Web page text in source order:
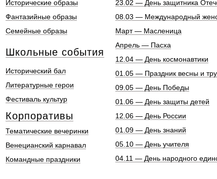
Исторические образы
Фантазийные образы
Семейные образы
Школьные события
Исторический бал
Литературные герои
Фестиваль культур
Корпоративы
Тематические вечеринки
Венецианский карнавал
Командные праздники
23.02 — День защитника
08.03 — Международный
Март — Масленица
Апрель — Пасха
12.04 — День космонавтики
01.05 — Праздник весны и
09.05 — День Победы
01.06 — День защиты детей
12.06 — День России
01.09 — День знаний
05.10 — День учителя
04.11 — День народного